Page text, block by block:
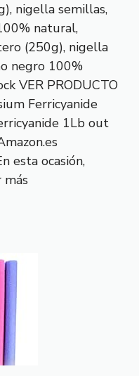
nigella semillas,
natural,
(250g), nigella
negro 100%
VER PRODUCTO
Ferricyanide
1Lb out
esta ocasión,
más